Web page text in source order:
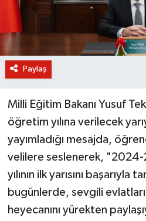
Paylaş
Milli Eğitim Bakanı Yusuf
öğretim yılına verilecek
yayımladığı mesajda,
velilere seslenerek,
yılının ilk yarısını başarıyla
bugünlerde, sevgili
heyecanını yürekten
KURUMSAL